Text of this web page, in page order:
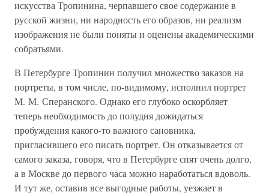
искусства Тропинина, черпавшего свое содержание в
русской жизни, ни народность его образов, ни реализм
изображения не были поняты и оценены академическими
собратьями.
В Петербурге Тропинин получил множество заказов на
портреты, в том числе, по-видимому, исполнил портрет
М. М. Сперанского. Однако его глубоко оскорбляет
теперь необходимость до полудня дожидаться
пробуждения какого-то важного сановника,
пригласившего его писать портрет. Он отказывается от
самого заказа, говоря, что в Петербурге спят очень долго,
а в Москве до первого часа можно наработаться вдоволь.
И тут же, оставив все выгодные работы, уезжает в